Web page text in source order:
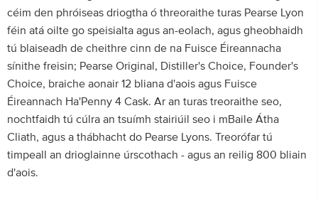
céim den phróiseas driogtha ó threoraithe turas Pearse Lyon
féin atá oilte go speisialta agus an-eolach, agus gheobhaidh
tú blaiseadh de cheithre cinn de na Fuisce Éireannacha
sínithe freisin; Pearse Original, Distiller's Choice, Founder's
Choice, braiche aonair 12 bliana d'aois agus Fuisce
Éireannach Ha'Penny 4 Cask. Ar an turas treoraithe seo,
nochtfaidh tú cúlra an tsuímh stairiúil seo i mBaile Átha
Cliath, agus a thábhacht do Pearse Lyons. Treorófar tú
timpeall an drioglainne úrscothach - agus an reilig 800 bliain
d'aois.